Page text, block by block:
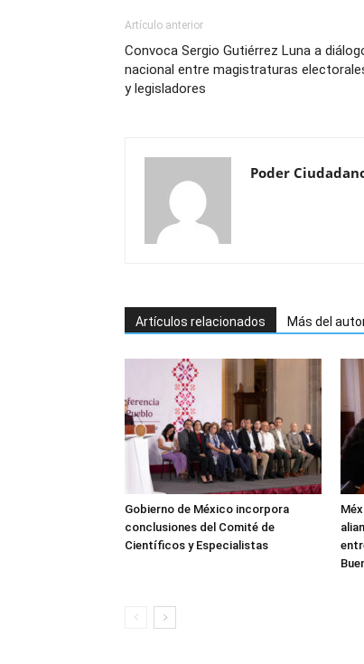
Artículo anterior
Convoca Sergio Gutiérrez Luna a
nacional entre magistraturas
y legisladores
Poder
Artículos relacionados Más del
Gobierno de México incorpora
conclusiones del Comité de
Científicos y Especialistas